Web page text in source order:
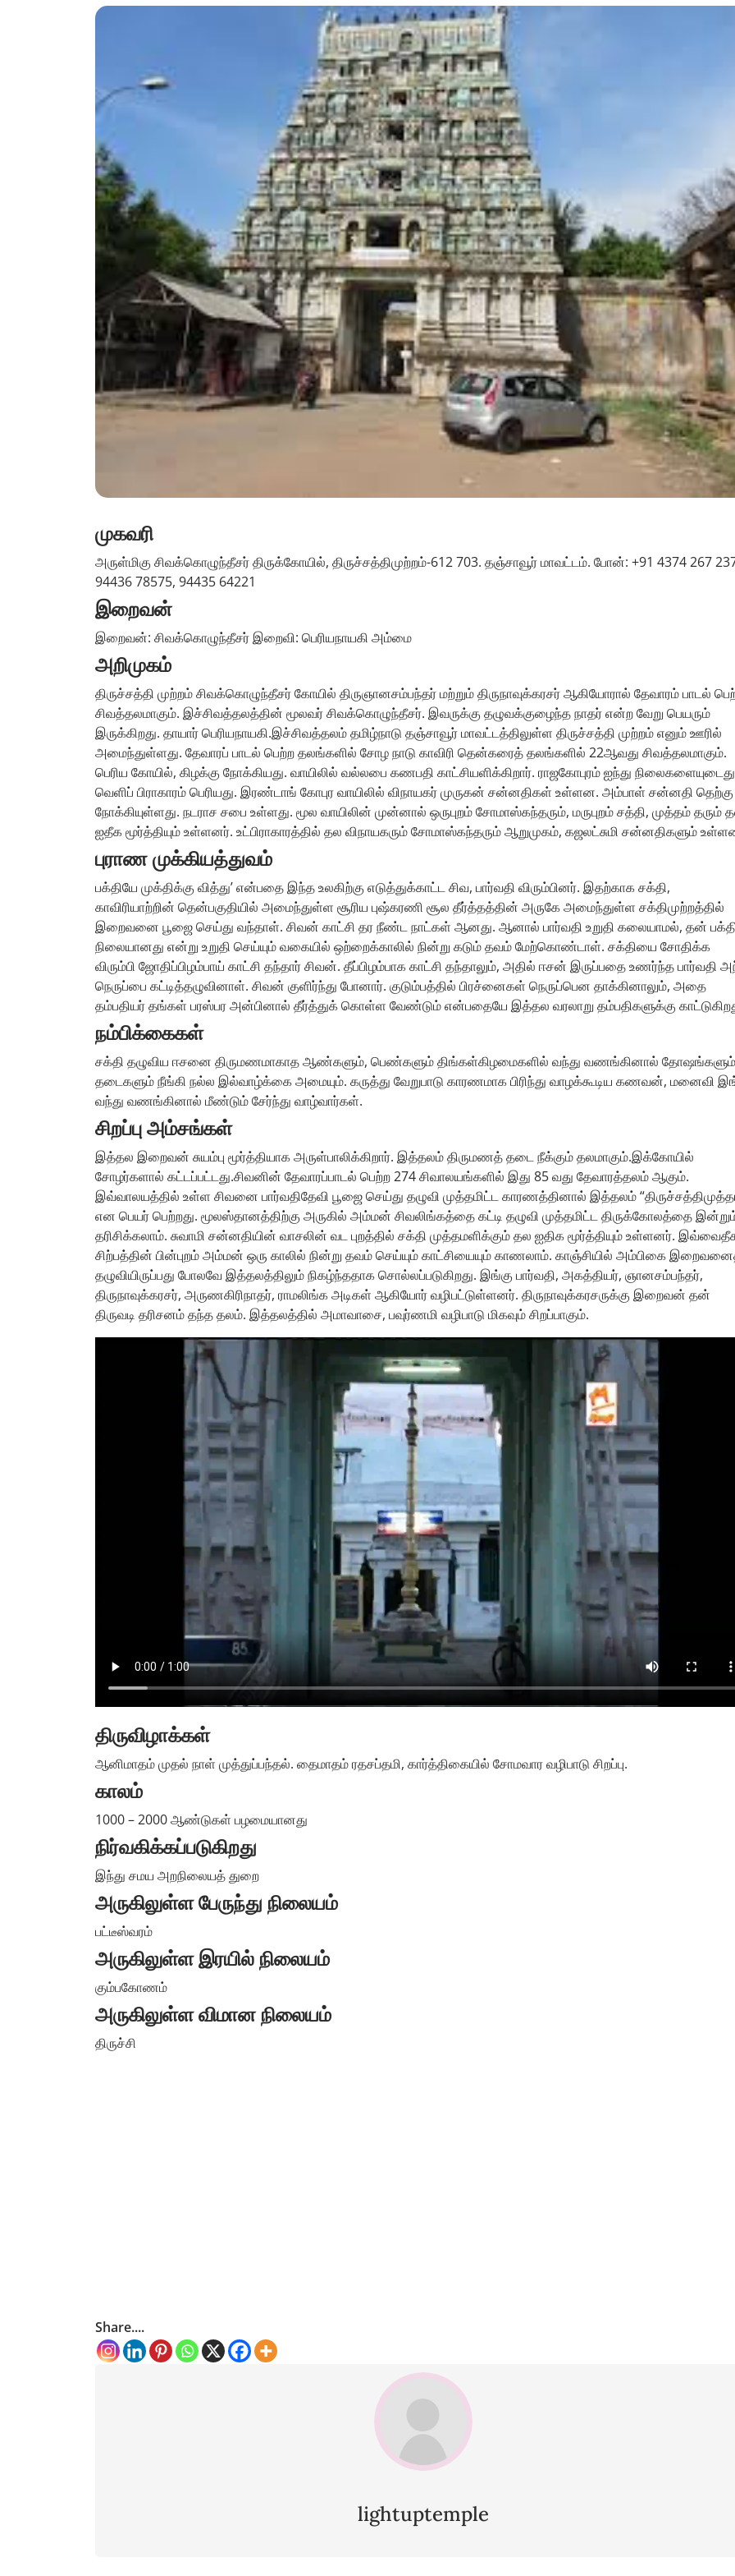
முகவரி
அருள்மிகு சிவக்கொழுந்தீசர் திருக்கோயில், திருச்சத்திமுற்றம்-612 703. தஞ்சாவூர் மாவட்டம். போன்: +91 4374 267
94436 78575, 94435 64221
இறைவன்
இறைவன்: சிவக்கொழுந்தீசர் இறைவி: பெரியநாயகி அம்மை
அறிமுகம்
திருச்சத்தி முற்றம் சிவக்கொழுந்தீசர் கோயில் திருஞானசம்பந்தர் மற்றும் திருநாவுக்கரசர் ஆகியோரால் தேவாரம் பாடல்
சிவத்தலமாகும். இச்சிவத்தலத்தின் மூலவர் சிவக்கொழுந்தீசர். இவருக்கு தழுவக்குழைந்த நாதர் என்ற வேறு பெயரும்
இருக்கிறது. தாயார் பெரியநாயகி.இச்சிவத்தலம் தமிழ்நாடு தஞ்சாவூர் மாவட்டத்திலுள்ள திருச்சத்தி முற்றம் எனும் ஊரில்
அமைந்துள்ளது. தேவாரப் பாடல் பெற்ற தலங்களில் சோழ நாடு காவிரி தென்கரைத் தலங்களில் 22ஆவது சிவத்தலமாகும்.
பெரிய கோயில், கிழக்கு நோக்கியது. வாயிலில் வல்லபை கணபதி காட்சியளிக்கிறார். ராஜகோபுரம் ஐந்து
வெளிப் பிராகாரம் பெரியது. இரண்டாங் கோபுர வாயிலில் விநாயகர் முருகன் சன்னதிகள் உள்ளன. அம்பாள் சன்னதி தெற்கு
நோக்கியுள்ளது. நடராச சபை உள்ளது. மூல வாயிலின் முன்னால் ஒருபுறம் சோமாஸ்கந்தரும், மருபுறம் சத்தி, முத்தம் தரும்
ஐதீக மூர்த்தியும் உள்ளனர். உட்பிராகாரத்தில் தல விநாயகரும் சோமாஸ்கந்தரும் ஆறுமுகம், கஜலட்சுமி சன்னதிகளும்
புராண முக்கியத்துவம்
பக்தியே முக்திக்கு வித்து’ என்பதை இந்த உலகிற்கு எடுத்துக்காட்ட சிவ, பார்வதி விரும்பினர். இதற்காக சக்தி,
காவிரியாற்றின் தென்பகுதியில் அமைந்துள்ள சூரிய புஷ்கரணி சூல தீர்த்தத்தின் அருகே அமைந்துள்ள சக்திமுற்றத்தில்
இறைவனை பூஜை செய்து வந்தாள். சிவன் காட்சி தர நீண்ட நாட்கள் ஆனது. ஆனால் பார்வதி உறுதி கலையாமல், தன்
நிலையானது என்று உறுதி செய்யும் வகையில் ஒற்றைக்காலில் நின்று கடும் தவம் மேற்கொண்டாள். சக்தியை சோதிக்க
விரும்பி ஜோதிப்பிழம்பாய் காட்சி தந்தார் சிவன். தீப்பிழம்பாக காட்சி தந்தாலும், அதில் ஈசன் இருப்பதை உணர்ந்த பார்வதி
நெருப்பை கட்டித்தழுவினாள். சிவன் குளிர்ந்து போனார். குடும்பத்தில் பிரச்னைகள் நெருப்பென தாக்கினாலும், அதை
தம்பதியர் தங்கள் பரஸ்பர அன்பினால் தீர்த்துக் கொள்ள வேண்டும் என்பதையே இத்தல வரலாறு தம்பதிகளுக்கு
நம்பிக்கைகள்
சக்தி தழுவிய ஈசனை திருமணமாகாத ஆண்களும், பெண்களும் திங்கள்கிழமைகளில் வந்து வணங்கினால்
தடைகளும் நீங்கி நல்ல இல்வாழ்க்கை அமையும். கருத்து வேறுபாடு காரணமாக பிரிந்து வாழக்கூடிய கணவன், மனைவி
வந்து வணங்கினால் மீண்டும் சேர்ந்து வாழ்வார்கள்.
சிறப்பு அம்சங்கள்
இத்தல இறைவன் சுயம்பு மூர்த்தியாக அருள்பாலிக்கிறார். இத்தலம் திருமணத் தடை நீக்கும் தலமாகும்.இக்கோயில்
சோழர்களால் கட்டப்பட்டது.சிவனின் தேவாரப்பாடல் பெற்ற 274 சிவாலயங்களில் இது 85 வது தேவாரத்தலம் ஆகும்.
இவ்வாலயத்தில் உள்ள சிவனை பார்வதிதேவி பூஜை செய்து தழுவி முத்தமிட்ட காரணத்தினால் இத்தலம்
என பெயர் பெற்றது. மூலஸ்தானத்திற்கு அருகில் அம்மன் சிவலிங்கத்தை கட்டி தழுவி முத்தமிட்ட திருக்கோலத்தை
தரிசிக்கலாம். சுவாமி சன்னதியின் வாசலின் வட புறத்தில் சக்தி முத்தமளிக்கும் தல ஐதிக மூர்த்தியும் உள்ளனர்.
சிற்பத்தின் பின்புறம் அம்மன் ஒரு காலில் நின்று தவம் செய்யும் காட்சியையும் காணலாம். காஞ்சியில் அம்பிகை
தழுவியிருப்பது போலவே இத்தலத்திலும் நிகழ்ந்ததாக சொல்லப்படுகிறது. இங்கு பார்வதி, அகத்தியர், ஞானசம்பந்தர்,
திருநாவுக்கரசர், அருணகிரிநாதர், ராமலிங்க அடிகள் ஆகியோர் வழிபட்டுள்ளனர். திருநாவுக்கரசருக்கு இறைவன் தன்
திருவடி தரிசனம் தந்த தலம். இத்தலத்தில் அமாவாசை, பவுர்ணமி வழிபாடு மிகவும் சிறப்பாகும்.
திருவிழாக்கள்
ஆனிமாதம் முதல் நாள் முத்துப்பந்தல். தைமாதம் ரதசப்தமி, கார்த்திகையில் சோமவார வழிபாடு சிறப்பு.
காலம்
1000 – 2000 ஆண்டுகள் பழமையானது
நிர்வகிக்கப்படுகிறது
இந்து சமய அறநிலையத் துறை
அருகிலுள்ள பேருந்து நிலையம்
பட்டீஸ்வரம்
அருகிலுள்ள இரயில் நிலையம்
கும்பகோணம்
அருகிலுள்ள விமான நிலையம்
திருச்சி
Share....
lightuptemple